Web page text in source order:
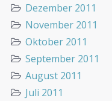
Dezember 2011
November 2011
Oktober 2011
September 2011
August 2011
Juli 2011